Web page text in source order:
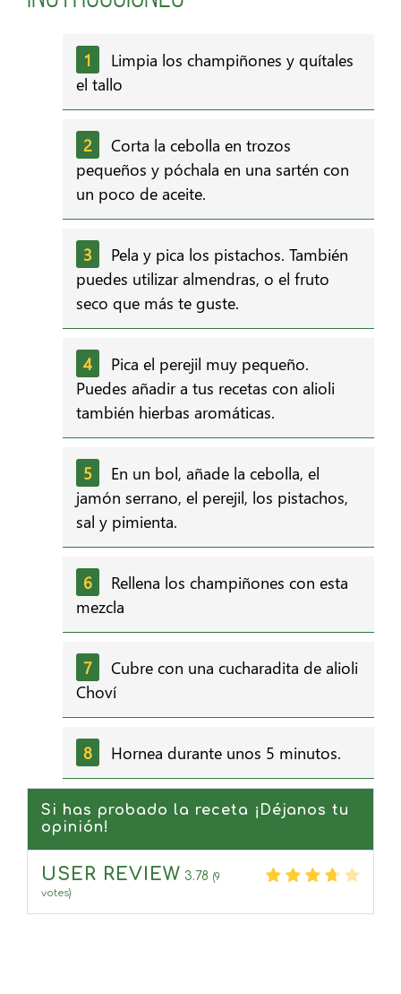
Limpia los champiñones y quítales
el tallo
Corta la cebolla en trozos
pequeños y póchala en una sartén con
un poco de aceite.
Pela y pica los pistachos. También
puedes utilizar almendras, o el fruto
seco que más te guste.
Pica el perejil muy pequeño.
Puedes añadir a tus recetas con alioli
también hierbas aromáticas.
En un bol, añade la cebolla, el
jamón serrano, el perejil, los pistachos,
sal y pimienta.
Rellena los champiñones con esta
mezcla
Cubre con una cucharadita de alioli
Choví
Hornea durante unos 5 minutos.
Si has probado la receta ¡Déjanos tu
opinión!
USER REVIEW 3.78 (9
votes)